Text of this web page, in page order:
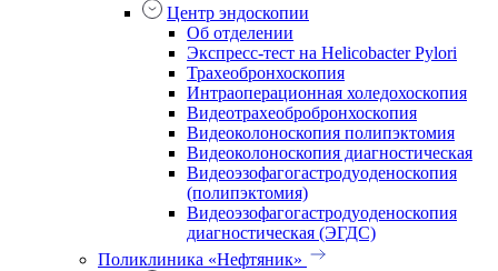
Центр эндоскопии
Об отделении
Экспресс-тест на Helicobacter Pylori
Трахеобронхоскопия
Интраоперационная холедохоскопия
Видеотрахеобробронхоскопия
Видеоколоноскопия полипэктомия
Видеоколоноскопия диагностическая
Видеоэзофагогастродуоденоскопия
(полипэктомия)
Видеоэзофагогастродуоденоскопия
диагностическая (ЭГДС)
Поликлиника «Нефтяник»